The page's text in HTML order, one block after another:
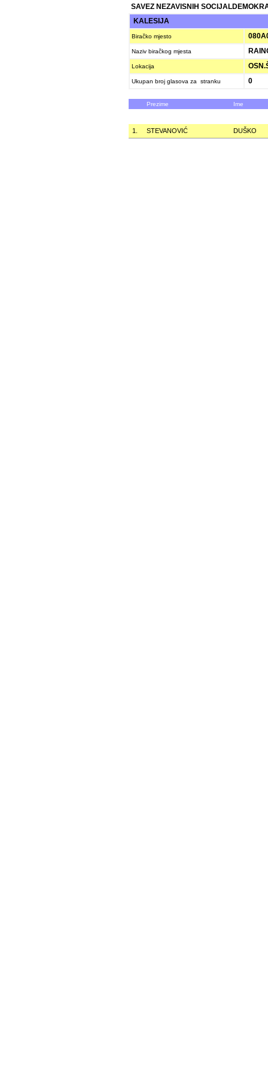
SAVEZ NEZAVISNIH
KALESIJA
Biračko mjesto
Naziv biračkog mjesta
Lokacija
Ukupan broj glasova za stranku 0
Prezime Ime
1. STEVANOVIĆ DUŠKO